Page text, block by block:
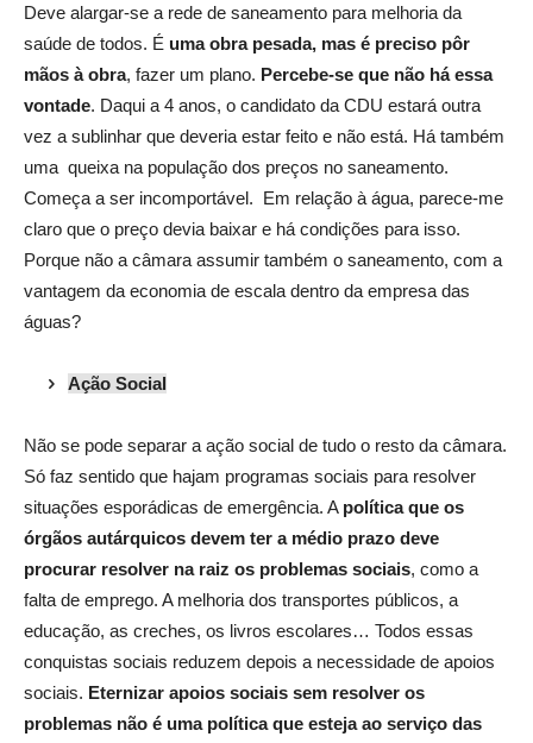
Deve alargar-se a rede de saneamento para melhoria da
saúde de todos. É uma obra pesada, mas é preciso pôr
mãos à obra, fazer um plano. Percebe-se que não há essa
vontade. Daqui a 4 anos, o candidato da CDU estará outra
vez a sublinhar que deveria estar feito e não está. Há também
uma queixa na população dos preços no saneamento.
Começa a ser incomportável. Em relação à água, parece-me
claro que o preço devia baixar e há condições para isso.
Porque não a câmara assumir também o saneamento, com a
vantagem da economia de escala dentro da empresa das
águas?
Ação Social
Não se pode separar a ação social de tudo o resto da câmara.
Só faz sentido que hajam programas sociais para resolver
situações esporádicas de emergência. A política que os
órgãos autárquicos devem ter a médio prazo deve
procurar resolver na raiz os problemas sociais, como a
falta de emprego. A melhoria dos transportes públicos, a
educação, as creches, os livros escolares… Todos essas
conquistas sociais reduzem depois a necessidade de apoios
sociais. Eternizar apoios sociais sem resolver os
problemas não é uma política que esteja ao serviço das